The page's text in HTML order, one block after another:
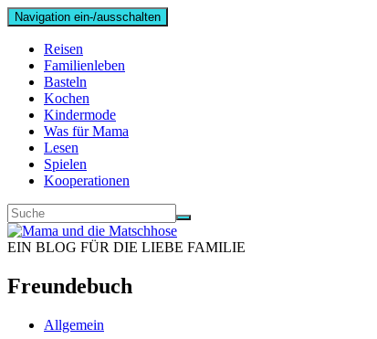
Navigation ein-/ausschalten
Reisen
Familienleben
Basteln
Kochen
Kindermode
Was für Mama
Lesen
Spielen
Kooperationen
EIN BLOG FÜR DIE LIEBE FAMILIE
Freundebuch
Allgemein